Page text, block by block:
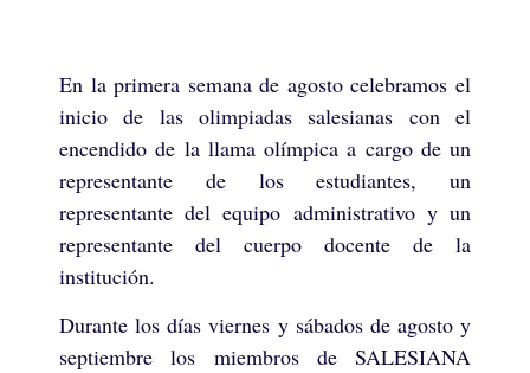
En la primera semana de agosto celebramos el
inicio de las olimpiadas salesianas con el
encendido de la llama olímpica a cargo de un
representante de los estudiantes, un
representante del equipo administrativo y un
representante del cuerpo docente de la
institución.
Durante los días viernes y sábados de agosto y
septiembre los miembros de SALESIANA